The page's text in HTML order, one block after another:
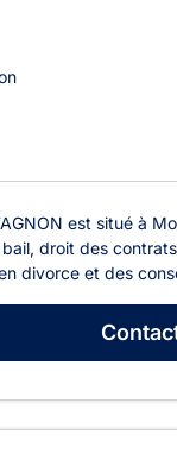
est situé à
droit des
divorce et des